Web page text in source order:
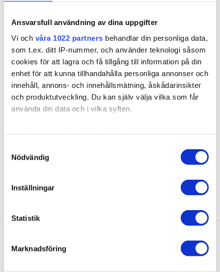
Ansvarsfull användning av dina uppgifter
Vi och våra 1022 partners behandlar din personliga data,
som t.ex. ditt IP-nummer, och använder teknologi såsom
cookies för att lagra och få tillgång till information på din
enhet för att kunna tillhandahålla personliga annonser och
innehåll, annons- och innehållsmätning, åskådarinsikter
och produktutveckling. Du kan själv välja vilka som får
använda din data och i vilka syften.
kan ha en noggrannhet på upp till flera meter
Ta reda på mer om hur dina personliga uppgifter
Du kan ändra eller dra tillbaka ditt samtycke när som
Vi använder enhetsidentifierare för att anpassa innehållet
Nödvändig
Inställningar
Statistik
Marknadsföring
510095
Poze Tape Remover - 50ml
14,21 €